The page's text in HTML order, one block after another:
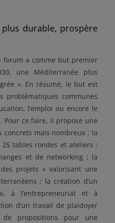
durable, prospère
forum a comme but premier
une Méditerranée plus
». En résumé, le but est
problématiques communes
l’emploi ou encore le
Pour ce faire, il propose une
concrets mais nombreux : la
tables rondes et ateliers ;
et de networking ; la
projets » valorisant une
; la création d’un
à l’entrepreneuriat et à
d’un travail de plaidoyer
propositions pour une